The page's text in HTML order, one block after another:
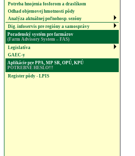
Potreba hnojenia fosforom a draslíkom
Odhad objemovej hmotnosti pôdy
Analýza aktuálnej poľnohosp. sezóny
Dig. infoservis pre regióny a samosprávy
Poradenský systém pre farmárov
(Farm Advisory System – FAS)
Legislatíva
GAEC-y
Aplikácie pre PPA, MP SR, OPÚ, KPÚ
POTREBNÉ HESLO!!!
Register pôdy - LPIS